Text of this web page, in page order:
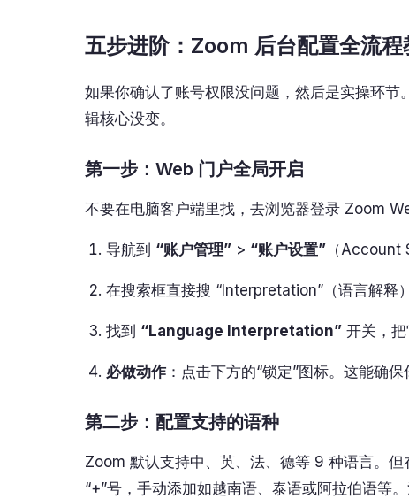
五步进阶：Zoom 后台配置全流程
如果你确认了账号权限没问题，然后是实操环
辑核心没变。
第一步：Web 门户全局开启
不要在电脑客户端里找，去浏览器登录 Zoom
导航到 “账户管理” > “账户设置” （Account
在搜索框直接搜 “Interpretation”（语言解释）
找到 “Language Interpretation” 开关，把
必做动作：点击下方的“锁定”图标。这能确
第二步：配置支持的语种
Zoom 默认支持中、英、法、德等 9 种语言。
“+”号，手动添加如越南语、泰语或阿拉伯语等